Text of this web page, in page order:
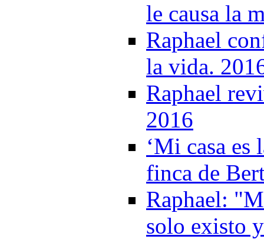
le causa la
Raphael
la vida.
Raphael
2016
‘Mi casa es
finca de
Raphael:
solo existo